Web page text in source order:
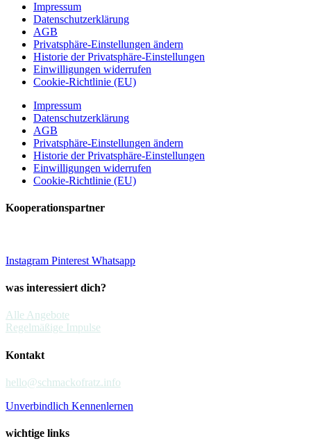
Impressum
Datenschutzerklärung
AGB
Privatsphäre-Einstellungen ändern
Historie der Privatsphäre-Einstellungen
Einwilligungen widerrufen
Cookie-Richtlinie (EU)
Impressum
Datenschutzerklärung
AGB
Privatsphäre-Einstellungen ändern
Historie der Privatsphäre-Einstellungen
Einwilligungen widerrufen
Cookie-Richtlinie (EU)
Kooperationspartner
Instagram Pinterest Whatsapp
was interessiert dich?
Alle Angebote
Regelmäßige Impulse
Kontakt
hello@schmackofratz.info
Unverbindlich Kennenlernen
wichtige links